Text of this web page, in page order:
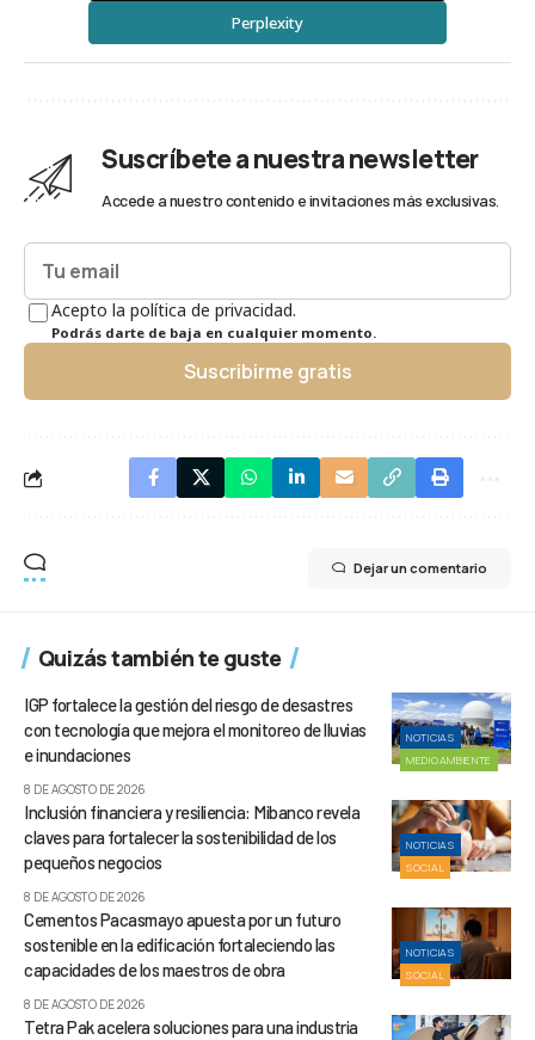
Perplexity
Suscríbete a nuestra newsletter
Accede a nuestro contenido e invitaciones más exclusivas.
Acepto la política de privacidad.
Podrás darte de baja en cualquier momento.
Suscribirme gratis
Dejar un comentario
Quizás también te guste
NOTICIAS
MEDIOAMBIENTE
IGP fortalece la gestión del riesgo de desastres
con tecnología que mejora el monitoreo de lluvias
e inundaciones
8 DE AGOSTO DE 2026
NOTICIAS
SOCIAL
Inclusión financiera y resiliencia: Mibanco revela
claves para fortalecer la sostenibilidad de los
pequeños negocios
8 DE AGOSTO DE 2026
NOTICIAS
SOCIAL
Cementos Pacasmayo apuesta por un futuro
sostenible en la edificación fortaleciendo las
capacidades de los maestros de obra
8 DE AGOSTO DE 2026
Tetra Pak acelera soluciones para una industria